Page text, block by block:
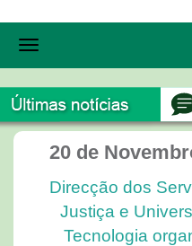
Toggle
navigation
20 de
Direcção dos
Justiça e
Tecnologia